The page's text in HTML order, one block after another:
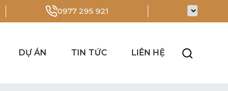
0977 295 921
DỰ ÁN TIN TỨC LIÊN HỆ